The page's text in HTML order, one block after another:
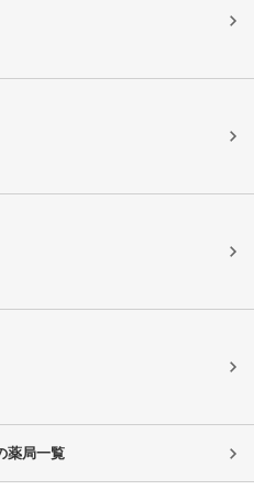
薬局一覧